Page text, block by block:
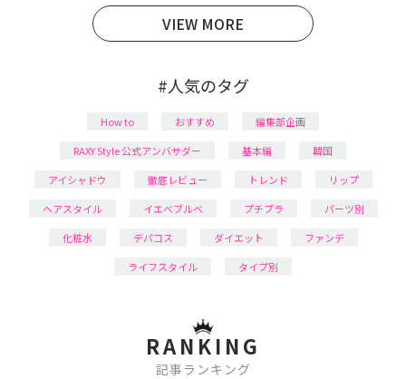
VIEW MORE
#人気のタグ
How to おすすめ
編集部企画
RAXY Style 公式アンバサダー
基本編
韓国
アイシャドウ
徹底レビュー トレンド
リップ
ヘアスタイル
イエベブルベ プチプラ
パーツ別
化粧水
デパコス ダイエット
ファンデ
ライフスタイル
タイプ別
RANKING
記事ランキング